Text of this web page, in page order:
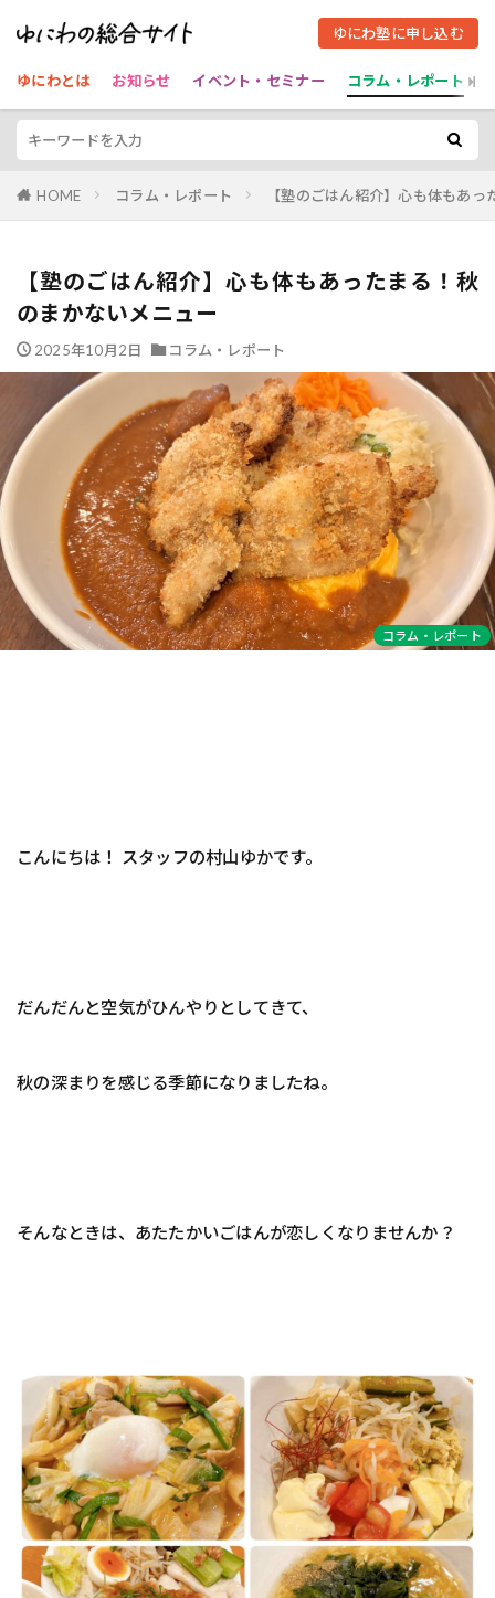
ゆにわ塾に申し込む
ゆにわとは お知らせ イベント・セミナー コラム・レポート
HOME コラム・レポート 【塾のごはん紹介】心も体もあ
【塾のごはん紹介】心も体もあったまる！秋
のまかないメニュー
2025年10月2日 コラム・レポート
コラム・レポート
こんにちは！ スタッフの村山ゆかです。
だんだんと空気がひんやりとしてきて、
秋の深まりを感じる季節になりましたね。
そんなときは、あたたかいごはんが恋しくなりませんか？